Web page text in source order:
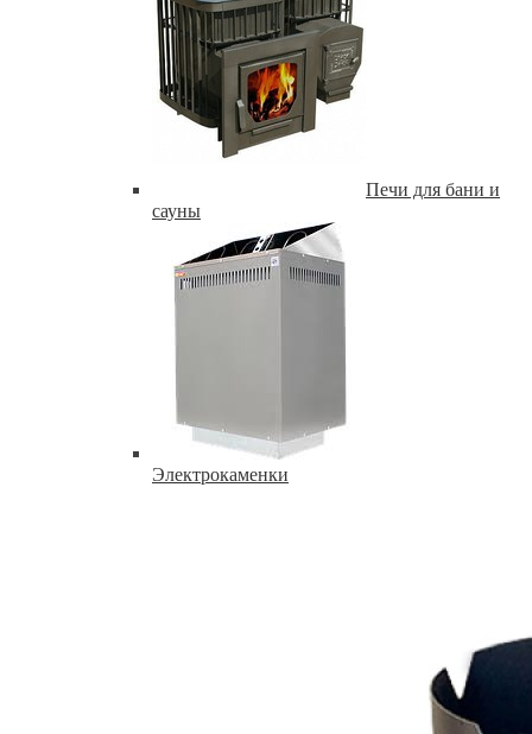
Печи для бани и
сауны
Электрокаменки